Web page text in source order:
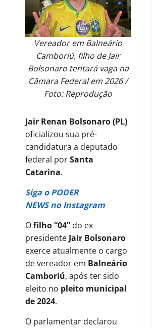
Vereador em Balneário
Camboriú, filho de Jair
Bolsonaro tentará vaga na
Câmara Federal em 2026 /
Foto: Reprodução
Jair Renan Bolsonaro (PL)
oficializou sua pré-
candidatura a deputado
federal porSanta
Catarina.
Siga o PODER
NEWS no Instagram
Ofilho “04” do ex-
presidente Jair Bolsonaro
exerce atualmente o cargo
de vereador em Balneário
Camboriú, após ter sido
eleito no pleito municipal
de 2024.
O parlamentar declarou